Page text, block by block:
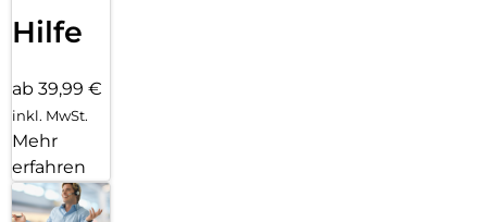
Hilfe
ab 39,99 €
inkl. MwSt.
Mehr
erfahren